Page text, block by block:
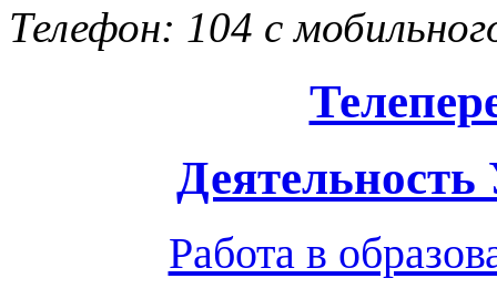
Телефон: 104 с
Работа в